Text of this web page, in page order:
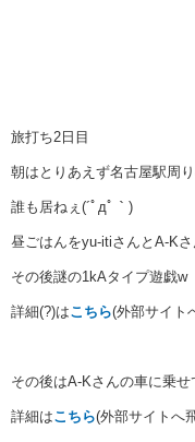
旅打ち2日目
朝はとりあえず名古屋駅周
誰も居ねぇ(´ﾟдﾟ｀)
昼ごはんをyu-itiさんとA-K
その後謎の1kAタイプ遊戯w
詳細(?)はこちら(外部サイト
その後はA-Kさんの車に乗せ
詳細はこちら(外部サイトへ